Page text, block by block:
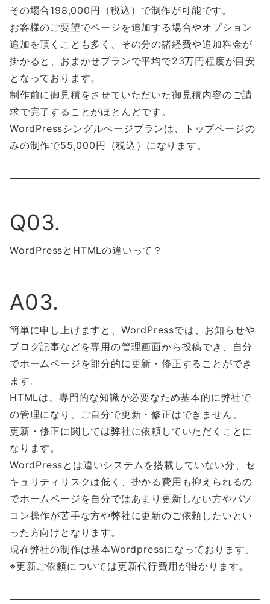
その場合198,000円（税込）で制作が可能です。
お客様のご要望でページを追加する場合やオプション
追加を頂くことも多く、その分の諸経費や追加料金が
掛かると、おまかせプランで平均で23万円程度が目安
となっております。
制作前に御見積をさせていただいた御見積内容のご請
求で完了することがほとんどです。
WordPressシングルぺージプランは、トップページの
みの制作で55,000円（税込）になります。
Q03.
WordPressとHTMLの違いって？
A03.
簡単に申し上げますと、WordPressでは、お知らせや
ブログ記事などを専用の管理画面から投稿でき、自分
でホームページを部分的に更新・修正することができ
ます。
HTMLは、専門的な知識が必要なため基本的に弊社で
の管理になり、ご自分で更新・修正はできません。
更新・修正に関しては弊社に依頼していただくことに
なります。
WordPressとは違いシステムを搭載していない分、セ
キュリティリスクは低く、掛かる費用も抑えられるの
でホームページを自分ではあまり更新しない方やパソ
コン操作が苦手な方や弊社に更新のご依頼したいとい
った方向けとなります。
現在弊社の制作は基本Wordpressになっております。
※更新ご依頼については更新代行費用が掛かります。